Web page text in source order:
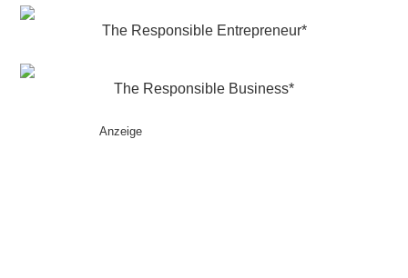
The Responsible Entrepreneur*
The Responsible Business*
Anzeige